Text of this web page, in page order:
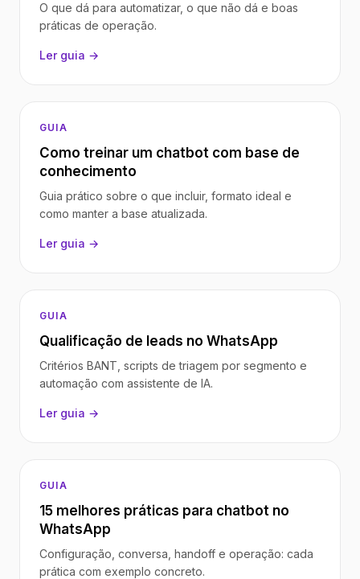
O que dá para automatizar, o que não dá e boas
práticas de operação.
Ler guia →
GUIA
Como treinar um chatbot com base de
conhecimento
Guia prático sobre o que incluir, formato ideal e
como manter a base atualizada.
Ler guia →
GUIA
Qualificação de leads no WhatsApp
Critérios BANT, scripts de triagem por segmento e
automação com assistente de IA.
Ler guia →
GUIA
15 melhores práticas para chatbot no
WhatsApp
Configuração, conversa, handoff e operação: cada
prática com exemplo concreto.